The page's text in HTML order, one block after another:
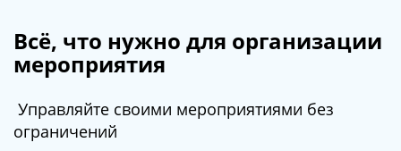
Всё, что нужно для организации
мероприятия
Управляйте своими мероприятиями без
ограничений